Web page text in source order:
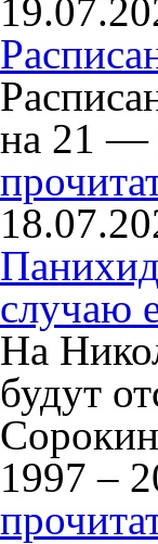
на 21 —
случаю
На
будут
1997 –